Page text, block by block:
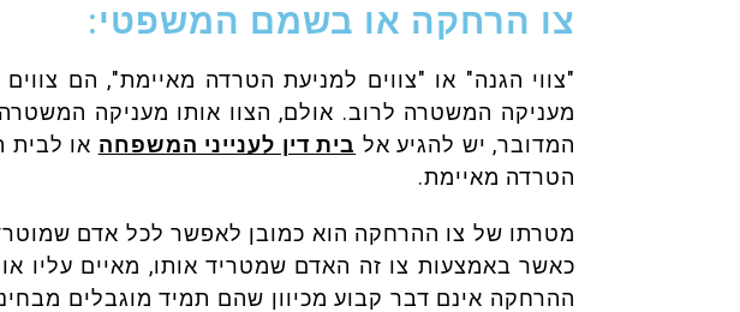
צו הרחקה או בשמם המשפטי:
"צווי הגנה" או "צווים למניעת הטרדה מאיימת", הם
מעניקה המשטרה לרוב. אולם, הצוו אותו מעניקה
המדובר, יש להגיע אל בית דין לענייני המשפחה או
הטרדה מאיימת.
מטרתו של צו ההרחקה הוא כמובן לאפשר לכל אדם
כאשר באמצעות צו זה האדם שמטריד אותו, מאיים עליו
ההרחקה אינם דבר קבוע מכיוון שהם תמיד מוגבלים